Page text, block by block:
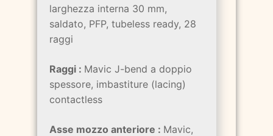
larghezza interna 30 mm,
saldato, PFP, tubeless ready, 28
raggi
Raggi : Mavic J-bend a doppio
spessore, imbastiture (lacing)
contactless
Asse mozzo anteriore : Mavic,